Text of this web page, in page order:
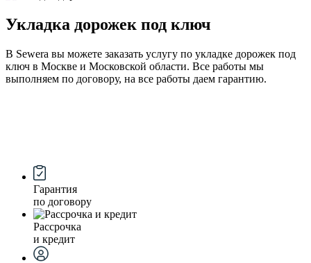
Укладка дорожек под ключ
В Sewera вы можете заказать услугу по укладке дорожек под
ключ в Москве и Московской области. Все работы мы
выполняем по договору, на все работы даем гарантию.
Гарантия
по договору
Рассрочка
и кредит